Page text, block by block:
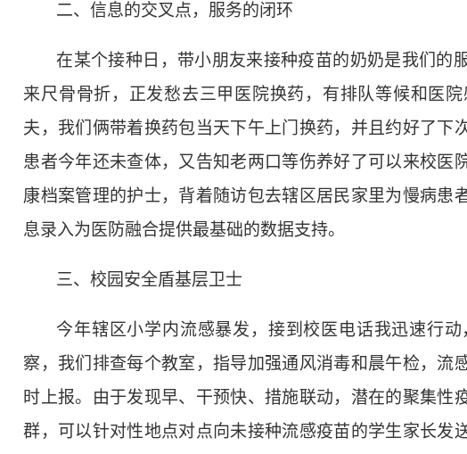
二、信息的交叉点，服务的闭环
在某个接种日，带小朋友来接种疫苗的奶奶是我们的
来尺骨骨折，正发愁去三甲医院换药，有排队等候和医
夫，我们俩带着换药包当天下午上门换药，并且约好了
患者今年还未查体，又告知老两口等伤养好了可以来校医
康档案管理的护士， 背着随访包去辖区居民家里为慢病患
息录入为医防融合提供最基础的数据支持。
三、校园安全盾基层卫士
今年辖区小学内流感暴发，接到校医电话我迅速行
察，我们排查每个教室， 指导加强通风消毒和晨午检， 流
时上报。
由于发现早、干预快、措施联动，潜在的聚集性
群，
可以针对性地点对点向未接种流感疫苗的学生家长发